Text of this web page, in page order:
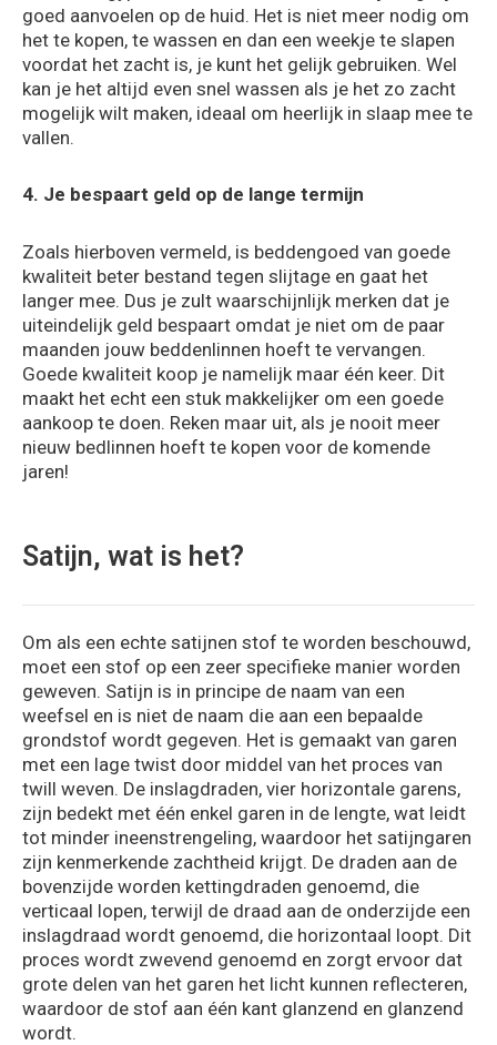
goed aanvoelen op de huid. Het is niet meer nodig om
het te kopen, te wassen en dan een weekje te slapen
voordat het zacht is, je kunt het gelijk gebruiken. Wel
kan je het altijd even snel wassen als je het zo zacht
mogelijk wilt maken, ideaal om heerlijk in slaap mee te
vallen.
4. Je bespaart geld op de lange termijn
Zoals hierboven vermeld, is beddengoed van goede
kwaliteit beter bestand tegen slijtage en gaat het
langer mee. Dus je zult waarschijnlijk merken dat je
uiteindelijk geld bespaart omdat je niet om de paar
maanden jouw beddenlinnen hoeft te vervangen.
Goede kwaliteit koop je namelijk maar één keer. Dit
maakt het echt een stuk makkelijker om een goede
aankoop te doen. Reken maar uit, als je nooit meer
nieuw bedlinnen hoeft te kopen voor de komende
jaren!
Satijn, wat is het?
Om als een echte satijnen stof te worden beschouwd,
moet een stof op een zeer specifieke manier worden
geweven. Satijn is in principe de naam van een
weefsel en is niet de naam die aan een bepaalde
grondstof wordt gegeven. Het is gemaakt van garen
met een lage twist door middel van het proces van
twill weven. De inslagdraden, vier horizontale garens,
zijn bedekt met één enkel garen in de lengte, wat leidt
tot minder ineenstrengeling, waardoor het satijngaren
zijn kenmerkende zachtheid krijgt. De draden aan de
bovenzijde worden kettingdraden genoemd, die
verticaal lopen, terwijl de draad aan de onderzijde een
inslagdraad wordt genoemd, die horizontaal loopt. Dit
proces wordt zwevend genoemd en zorgt ervoor dat
grote delen van het garen het licht kunnen reflecteren,
waardoor de stof aan één kant glanzend en glanzend
wordt.